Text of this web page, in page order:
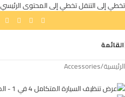
تخطي إلى التنقلتخطي إلى المحتوى الرئيسي
القائمة
الرئيسية/
Accessories